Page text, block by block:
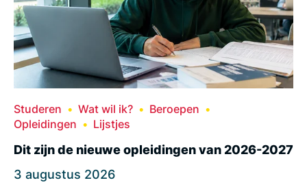
Studeren Wat wil ik?
Beroepen
Opleidingen
Lijstjes
Dit zijn de nieuwe opleidingen van 2026-2027
3 augustus 2026